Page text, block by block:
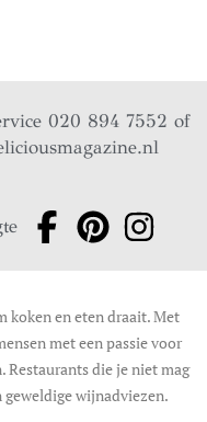
020 894 7552 of
koken en eten draait. Met
met een passie voor
die je niet mag
wijnadviezen.